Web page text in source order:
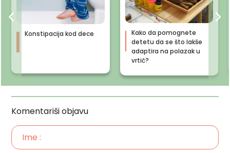
Konstipacija kod dece
Kako da pomognete
detetu da se što lakše
adaptira na polazak u
vrtić?
Komentariši objavu